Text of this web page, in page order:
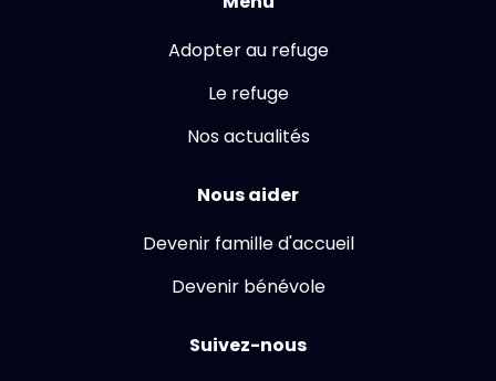
Adopter au refuge
Le refuge
Nos actualités
Nous aider
Devenir famille d'accueil
Devenir bénévole
Suivez-nous